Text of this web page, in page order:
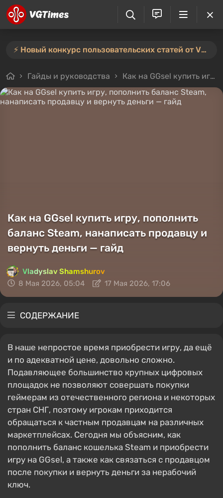
⚡️ Новый конкурс пользовательских статей от VGTimes — участвуйте тут ⚡️
Гайды и руководства Как на GGsel купить игру, пополнить баланс Steam, нанаписать продавцу и вернуть деньги — гайд
Как на GGsel купить игру, пополнить
баланс Steam, нанаписать продавцу и
вернуть деньги — гайд
Vladyslav Shamshurov
8 Мая 2026, 05:04
17 Мая 2026, 17:06
СОДЕРЖАНИЕ
В наше непростое время приобрести игру, да ещё
и по адекватной цене, довольно сложно.
Подавляющее большинство крупных цифровых
площадок не позволяют совершать покупки
геймерам из отечественного региона и некоторых
стран СНГ, поэтому игрокам приходится
обращаться к частным продавцам на различных
маркетплейсах. Сегодня мы объясним, как
пополнить баланс кошелька Steam и приобрести
игру на GGsel, а также как связаться с продавцом
после покупки и вернуть деньги за нерабочий
ключ.